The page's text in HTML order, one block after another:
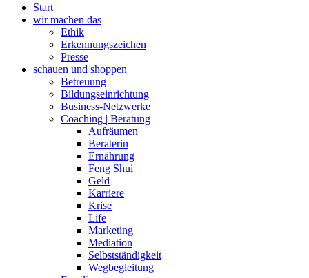
Start
wir machen das
Ethik
Erkennungszeichen
Presse
schauen und shoppen
Betreuung
Bildungseinrichtung
Business-Netzwerke
Coaching | Beratung
Aufräumen
Beraterin
Ernährung
Feng Shui
Geld
Karriere
Krise
Life
Marketing
Mediation
Selbstständigkeit
Wegbegleitung